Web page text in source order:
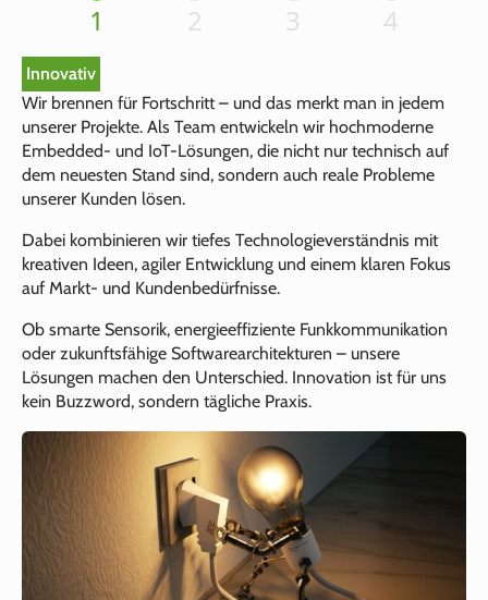
1 2 3 4
Innovativ
Wir brennen für Fortschritt – und das merkt man in jedem
unserer Projekte. Als Team entwickeln wir hochmoderne
Embedded- und IoT-Lösungen, die nicht nur technisch auf
dem neuesten Stand sind, sondern auch reale Probleme
unserer Kunden lösen.
Dabei kombinieren wir tiefes Technologieverständnis mit
kreativen Ideen, agiler Entwicklung und einem klaren Fokus
auf Markt- und Kundenbedürfnisse.
Ob smarte Sensorik, energieeffiziente Funkkommunikation
oder zukunftsfähige Softwarearchitekturen – unsere
Lösungen machen den Unterschied. Innovation ist für uns
kein Buzzword, sondern tägliche Praxis.